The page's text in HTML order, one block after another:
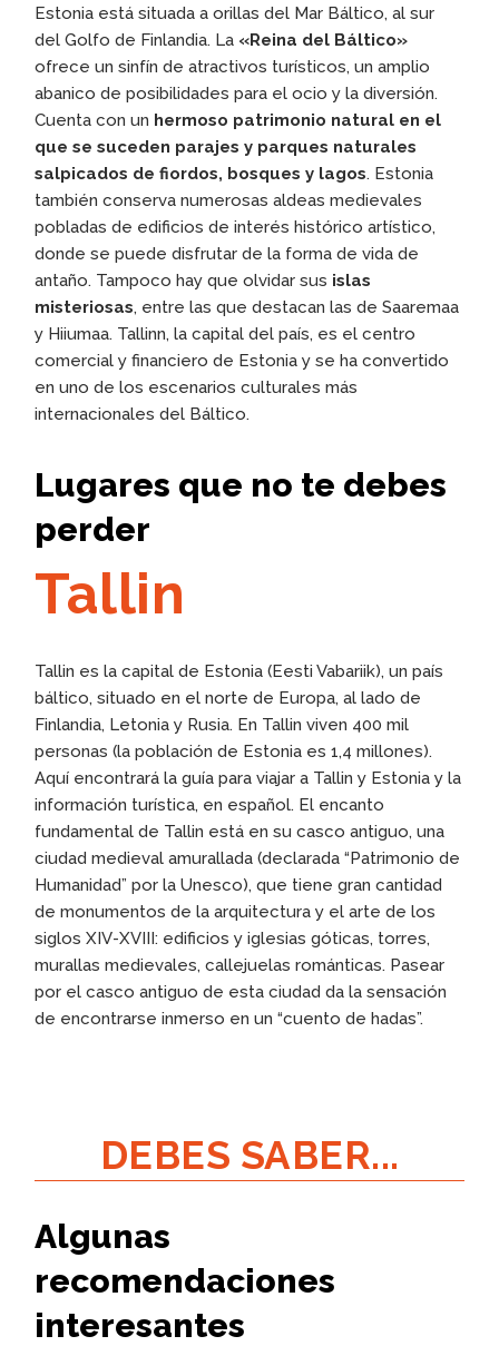
Estonia está situada a orillas del Mar Báltico, al sur
del Golfo de Finlandia. La «Reina del Báltico»
ofrece un sinfín de atractivos turísticos, un amplio
abanico de posibilidades para el ocio y la diversión.
Cuenta con un hermoso patrimonio natural en el
que se suceden parajes y parques naturales
salpicados de fiordos, bosques y lagos. Estonia
también conserva numerosas aldeas medievales
pobladas de edificios de interés histórico artístico,
donde se puede disfrutar de la forma de vida de
antaño. Tampoco hay que olvidar sus islas
misteriosas, entre las que destacan las de Saaremaa
y Hiiumaa. Tallinn, la capital del país, es el centro
comercial y financiero de Estonia y se ha convertido
en uno de los escenarios culturales más
internacionales del Báltico.
Lugares que no te debes
perder
Tallin
Tallin es la capital de Estonia (Eesti Vabariik), un país
báltico, situado en el norte de Europa, al lado de
Finlandia, Letonia y Rusia. En Tallin viven 400 mil
personas (la población de Estonia es 1,4 millones).
Aquí encontrará la guía para viajar a Tallin y Estonia y la
información turística, en español. El encanto
fundamental de Tallin está en su casco antiguo, una
ciudad medieval amurallada (declarada “Patrimonio de
Humanidad” por la Unesco), que tiene gran cantidad
de monumentos de la arquitectura y el arte de los
siglos XIV-XVIII: edificios y iglesias góticas, torres,
murallas medievales, callejuelas románticas. Pasear
por el casco antiguo de esta ciudad da la sensación
de encontrarse inmerso en un “cuento de hadas”.
DEBES SABER...
Algunas
recomendaciones
interesantes